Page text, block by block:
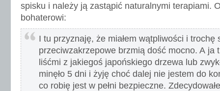
spisku i należy ją zastąpić naturalnymi terapiami.
bohaterowi:
I tu przyznaję, że miałem wątpliwości i trochę
przeciwzakrzepowe brzmią dość mocno. A ja
liśćmi z jakiegoś japońskiego drzewa lub
minęło 5 dni i żyję choć dalej nie jestem do
co robię jest w pełni bezpieczne.